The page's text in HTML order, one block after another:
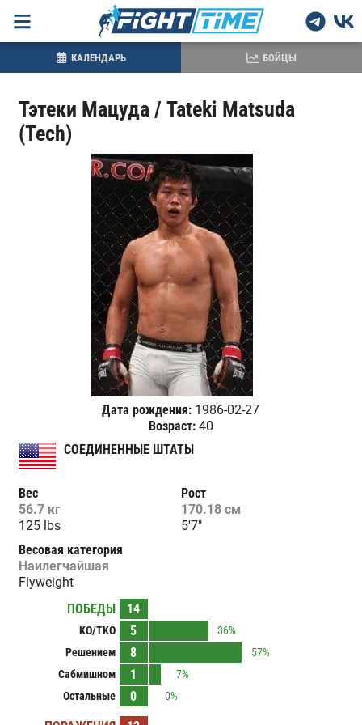
Тэтеки Мацуда / Tateki Matsuda
(Tech)
Дата рождения: 1986-02-27
Возраст:40
СОЕДИНЕННЫЕ ШТАТЫ
Вес
56.7 кг
125 lbs
Рост
170.18 см
5'7"
Весовая категория
Наилегчайшая
Flyweight
ПОБЕДЫ
14
KO/TKO 5
36%
Решением
8
57%
Сабмишном
1
7%
Остальные
0 0%
КАЛЕНДАРЬ БОЙЦЫ